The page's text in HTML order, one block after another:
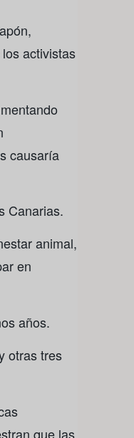
activistas
causaría
Canarias.
animal,
en
años.
otras tres
que las